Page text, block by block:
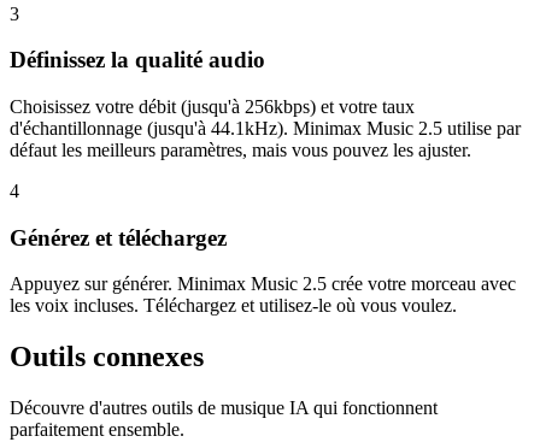
3
Définissez la qualité audio
Choisissez votre débit (jusqu'à 256kbps) et votre taux
d'échantillonnage (jusqu'à 44.1kHz). Minimax Music 2.5 utilise par
défaut les meilleurs paramètres, mais vous pouvez les ajuster.
4
Générez et téléchargez
Appuyez sur générer. Minimax Music 2.5 crée votre morceau avec
les voix incluses. Téléchargez et utilisez-le où vous voulez.
Outils connexes
Découvre d'autres outils de musique IA qui fonctionnent
parfaitement ensemble.